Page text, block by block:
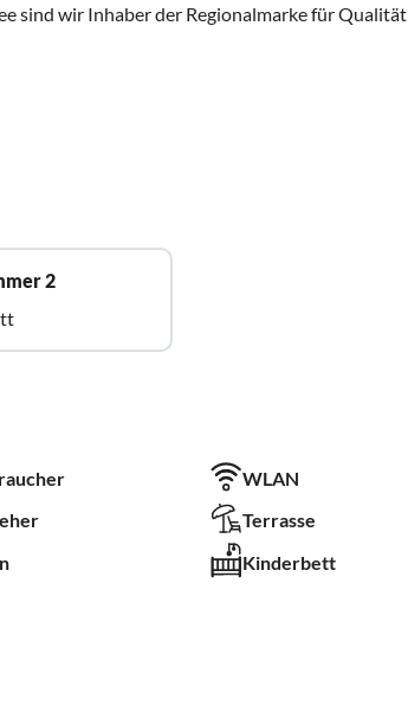
sind wir Inhaber der Regionalmarke für
2
WLAN
Terrasse
Kinderbett